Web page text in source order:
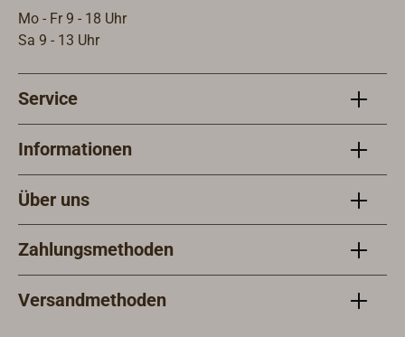
Mo - Fr 9 - 18 Uhr
Sa 9 - 13 Uhr
Service
Informationen
Über uns
Zahlungsmethoden
Versandmethoden